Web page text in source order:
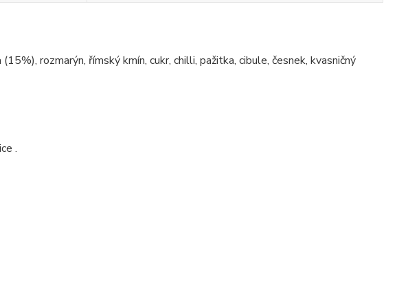
rozmarýn, římský kmín, cukr, chilli, pažitka, cibule, česnek, kvasničný
.